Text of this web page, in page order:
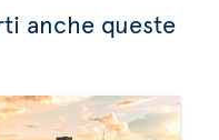
anche queste